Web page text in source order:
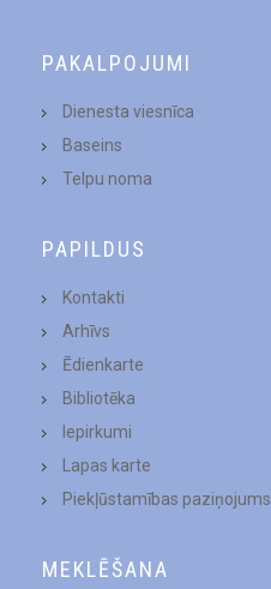
PAKALPOJUMI
Dienesta viesnīca
Baseins
Telpu noma
PAPILDUS
Kontakti
Arhīvs
Ēdienkarte
Bibliotēka
Iepirkumi
Lapas karte
Piekļūstamības paziņojums
MEKLĒŠANA